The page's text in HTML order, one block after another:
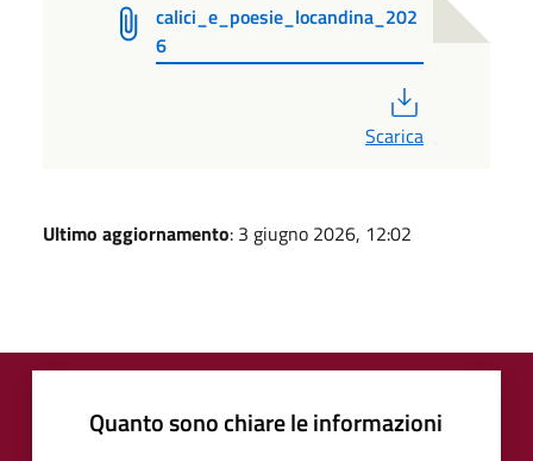
calici_e_poesie_locandina_202
6
Scarica
Ultimo aggiornamento: 3 giugno 2026, 12:02
Quanto sono chiare le informazioni